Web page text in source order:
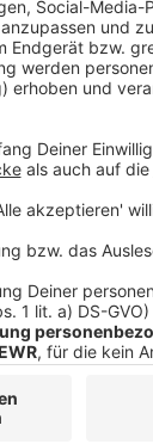
Derzeit
im nächsten
Die Kosten für
Anzeige
Weitere
Das meldet